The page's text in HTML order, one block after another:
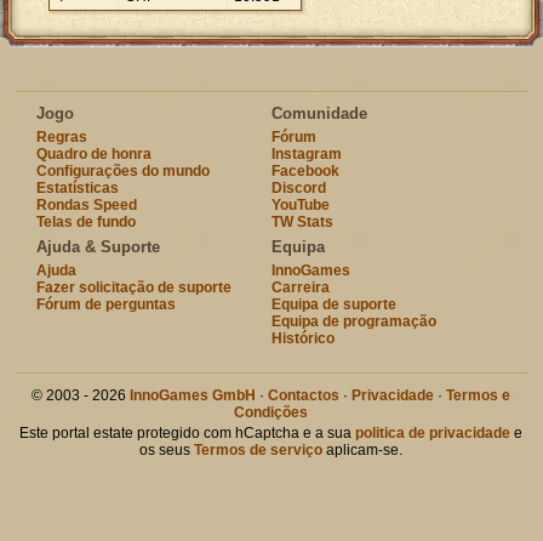
Jogo
Regras
Quadro de honra
Configurações do mundo
Estatísticas
Rondas Speed
Telas de fundo
Comunidade
Fórum
Instagram
Facebook
Discord
YouTube
TW Stats
Ajuda & Suporte
Ajuda
Fazer solicitação de suporte
Fórum de perguntas
Equipa
InnoGames
Carreira
Equipa de suporte
Equipa de programação
Histórico
© 2003 - 2026 InnoGames GmbH ·Contactos · Privacidade ·Termos e
Condições
Este portal estate protegido com hCaptcha e a suapolitica de privacidade e
os seusTermos de serviço aplicam-se.